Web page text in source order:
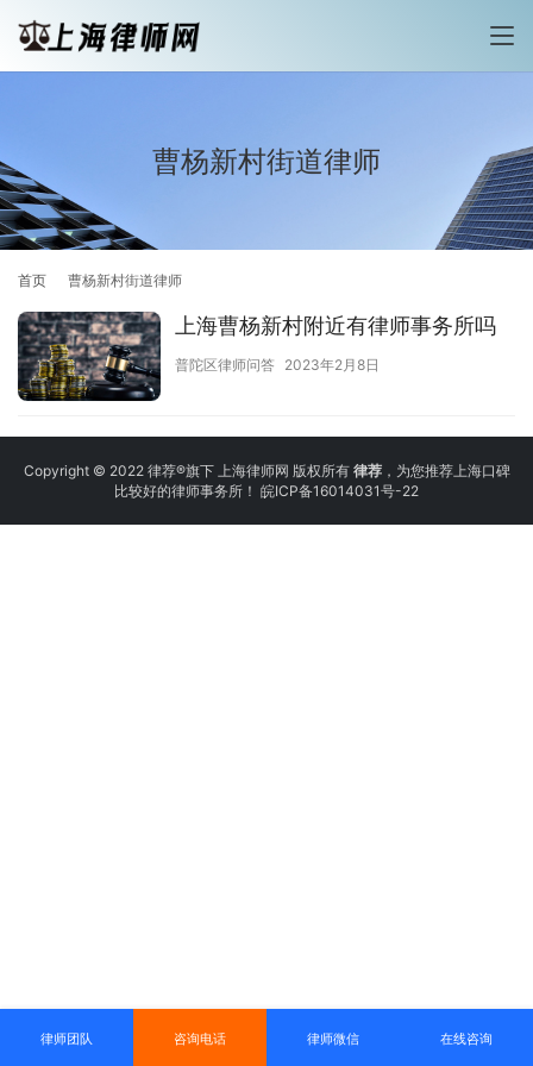
曹杨新村街道律师
首页 曹杨新村街道律师
上海曹杨新村附近有律师事务所吗
普陀区律师问答 2023年2月8日
Copyright © 2022 律荐®旗下 上海律师网 版权所有 律荐，为您推荐上海口碑
比较好的律师事务所！ 皖ICP备16014031号-22
律师团队 咨询电话 律师微信 在线咨询